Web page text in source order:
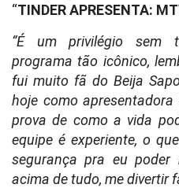
“TINDER APRESENTA:
“É um privilégio sem
programa tão icônico,
fui muito fã do Beija
hoje como
prova de como a vida
equipe é experiente, o
segurança pra eu
acima de tudo, me divertir